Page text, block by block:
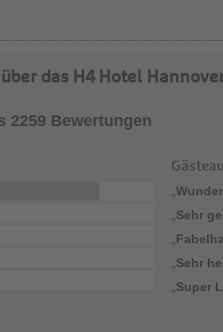
das H4 Hotel
2259 Bewertungen
Sehr
Sehr
Super